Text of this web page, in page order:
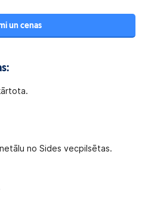
un cenas
no Sides vecpilsētas.